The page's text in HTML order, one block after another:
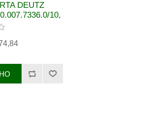
DEUTZ
10,
40